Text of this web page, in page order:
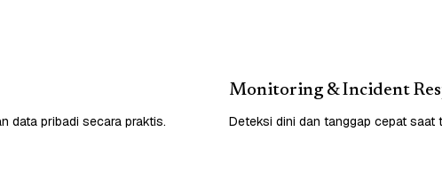
data pribadi secara praktis.
Monitoring & Incident
Deteksi dini dan tanggap cepat saat